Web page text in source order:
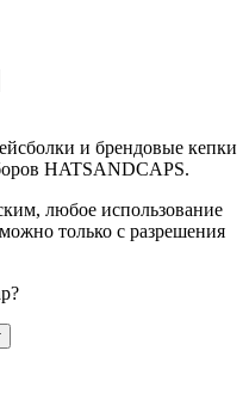
и брендовые кепки
HATSANDCAPS.
любое использование
только с разрешения